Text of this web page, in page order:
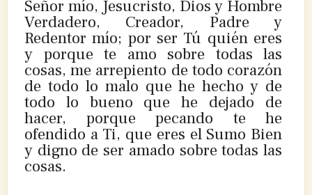
Señor mío, Jesucristo, Dios y Hombre
Verdadero, Creador, Padre y
Redentor mío; por ser Tú quién eres
y porque te amo sobre todas las
cosas, me arrepiento de todo corazón
de todo lo malo que he hecho y de
todo lo bueno que he dejado de
hacer, porque pecando te he
ofendido a Ti, que eres el Sumo Bien
y digno de ser amado sobre todas las
cosas.